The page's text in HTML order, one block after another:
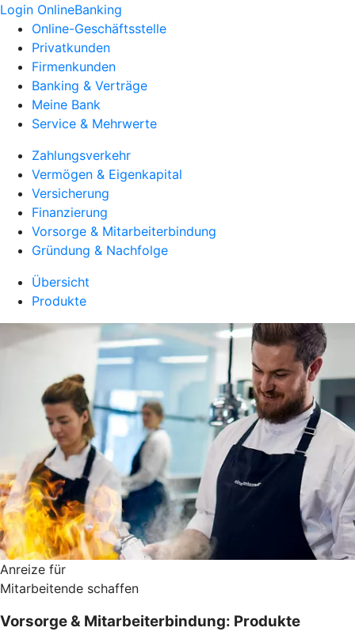
Login OnlineBanking
Online-Geschäftsstelle
Privatkunden
Firmenkunden
Banking & Verträge
Meine Bank
Service & Mehrwerte
Zahlungsverkehr
Vermögen & Eigenkapital
Versicherung
Finanzierung
Vorsorge & Mitarbeiterbindung
Gründung & Nachfolge
Übersicht
Produkte
Anreize für
Mitarbeitende schaffen
Vorsorge & Mitarbeiterbindung: Produkte